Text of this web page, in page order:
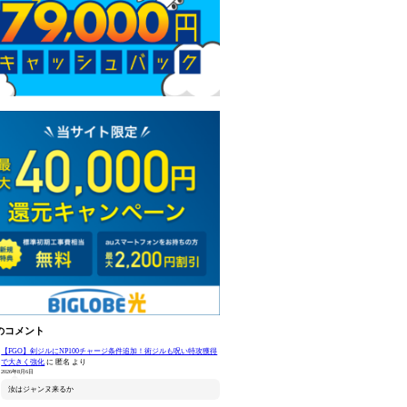
コメント
【FGO】剣ジルにNP100チャージ条件追加！術ジルも呪い特攻獲得
で大きく強化 に 匿名 より
2026年8月6日
汝はジャンヌ来るか